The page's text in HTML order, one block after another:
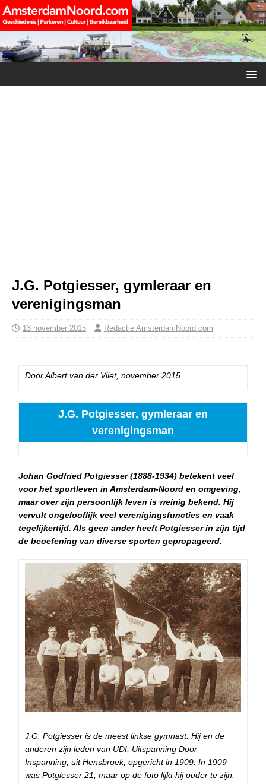
J.G. Potgiesser, gymleraar en
verenigingsman
13 november 2015 Redactie AmsterdamNoord com
Door Albert van der Vliet, november 2015.
J.G. Potgiesser, gymleraar en
verenigingsman
Johan Godfried Potgiesser (1888-1934) betekent veel
voor het sportleven in Amsterdam-Noord en omgeving,
maar over zijn persoonlijk leven is weinig bekend. Hij
vervult ongelooflijk veel verenigingsfuncties en vaak
tegelijkertijd. Als geen ander heeft Potgiesser in zijn tijd
de beoefening van diverse sporten gepropageerd.
J.G. Potgiesser is de meest linkse gymnast. Hij en de
anderen zijn leden van UDI, Uitspanning Door
Inspanning, uit Hensbroek, opgericht in 1909. In 1909
was Potgiesser 21, maar op de foto lijkt hij ouder te zijn.